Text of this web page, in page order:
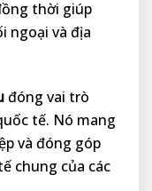
thời giúp
ngoại và địa
đóng vai trò
tế. Nó mang
và đóng góp
chung của các